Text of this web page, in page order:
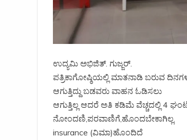
ಉದ್ಯಮಿ ಅಭಿಜಿತ್. ಗುಜ್ಜರ್.
ಪತ್ರಿಕಾಗೋಷ್ಠಿಯಲ್ಲಿ ಮಾತನಾಡಿ ಬರುವ
ಆಗುತ್ತಿದ್ದು ಬಡವರು ವಾಹನ ಓಡಿಸಲು
ಆಗುತ್ತಿಲ್ಲ ಆದರೆ ಅತಿ ಕಡಿಮೆ ವೆಚ್ಚದಲ್ಲಿ 4
ನೋಂದಣಿ,ಪರವಾಣಿಗೆ,ಹೊಂದಬೇಕಾಗಿಲ್ಲ.
insurance (ವಿಮಾ)ಹೊಂದಿದೆ